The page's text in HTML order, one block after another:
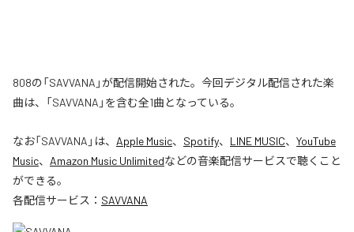
808の「SAVVANA」が配信開始された。今回デジタル配信された楽
曲は、「SAVVANA」を含む全1曲となっている。
なお「SAVVANA 」は、 Apple Music、 Spotify、 LINE MUSIC、 YouTube
Music、 Amazon Music Unlimitedなどの音楽配信サービスで聴くこと
ができる。
各配信サービス： SAVVANA